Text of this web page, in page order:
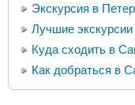
Экскурсия в
Лучшие
Куда сходить в
Как добраться в